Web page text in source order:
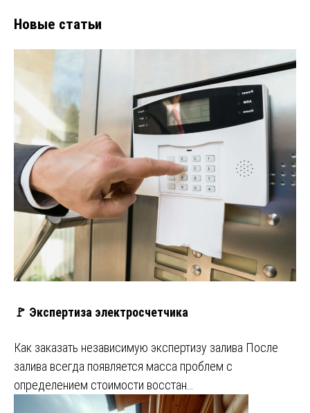
Новые статьи
🚩 Экспертиза электросчетчика
Как заказать независимую экспертизу залива После
залива всегда появляется масса проблем с
определением стоимости восстан…